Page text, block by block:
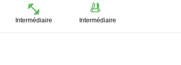
Intermédiaire Intermédiaire